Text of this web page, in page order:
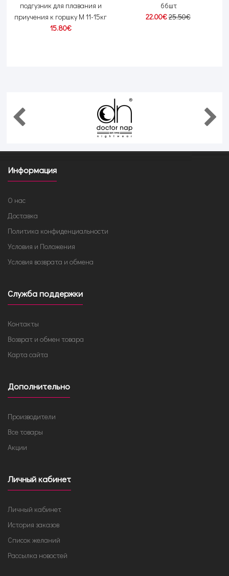
подгузник для плавания и
приучения к горшку М 11-15кг
15.80€
66шт
22.00€25.50€
Информация
О нас
Доставка
Политика конфиденциальности
Условия и Положения
Условия возврата и обмена
Служба поддержки
Контакты
Возврат и обмен товара
Карта сайта
Дополнительно
Производители
Все товары
Акции
Личный кабинет
Личный кабинет
История заказов
Список желаний
Рассылка новостей